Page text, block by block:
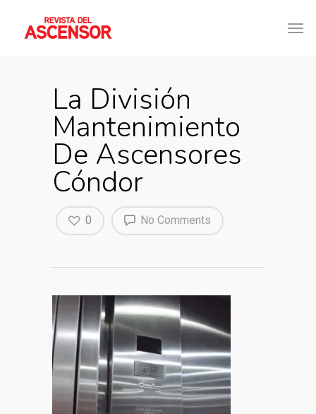
La División
Mantenimiento
De Ascensores
Cóndor
No Comments
0